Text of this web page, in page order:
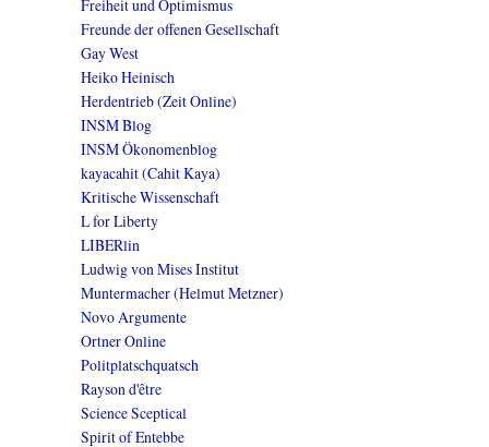
Freiheit und Optimismus
Freunde der offenen Gesellschaft
Gay West
Heiko Heinisch
Herdentrieb (Zeit Online)
INSM Blog
INSM Ökonomenblog
kayacahit (Cahit Kaya)
Kritische Wissenschaft
L for Liberty
LIBERlin
Ludwig von Mises Institut
Muntermacher (Helmut Metzner)
Novo Argumente
Ortner Online
Politplatschquatsch
Rayson d'être
Science Sceptical
Spirit of Entebbe